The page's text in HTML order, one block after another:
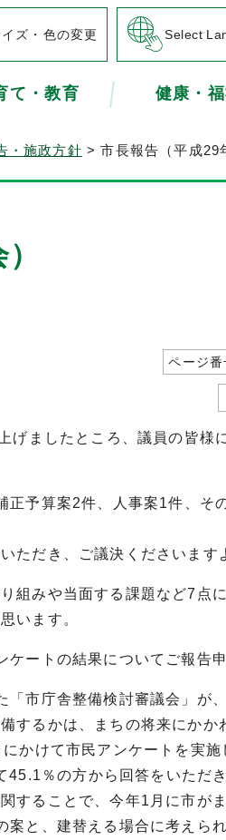
ズ・色の変更 Select
て・教育 健康・
・施政方針 > 市長報告（平成29
ページ番
ましたところ、議員の皆様
予算案2件、人事案1件、そ
ただき、ご議決くださいます
組みや当面する課題など7点
います。
ートの結果についてご報告申
市庁舎整備検討審議会」が
するかは、まちの将来にか
かけて市民アンケートを実施
％の方から回答をいただき
することで、今年1月に市が
と、建替える場合に考えら